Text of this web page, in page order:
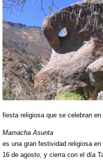
fiesta religiosa que se celebran
Mamacha Asunta
es una gran festividad religiosa
16 de agosto, y cierra con el día